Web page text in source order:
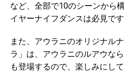
など、全部で10のシーンから
イヤーナイフダンスは必見です
また、アウラニのオリジナル
ラ」は、アウラニのルアウな
も登場するので、楽しみにし